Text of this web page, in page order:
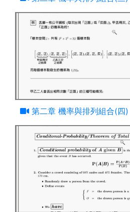
第二章 機率與排列組合(四)